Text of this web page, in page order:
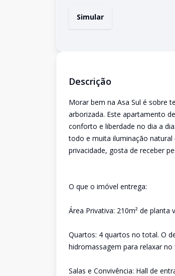
Simular
Descrição
Morar bem na Asa Sul é sobre
arborizada. Este apartamento
conforto e liberdade no dia a
todo e muita iluminação natural
privacidade, gosta de receber
O que o imóvel entrega:
Área Privativa: 210m² de planta
Quartos: 4 quartos no total. O
hidromassagem para relaxar no
Salas e Convivência: Hall de